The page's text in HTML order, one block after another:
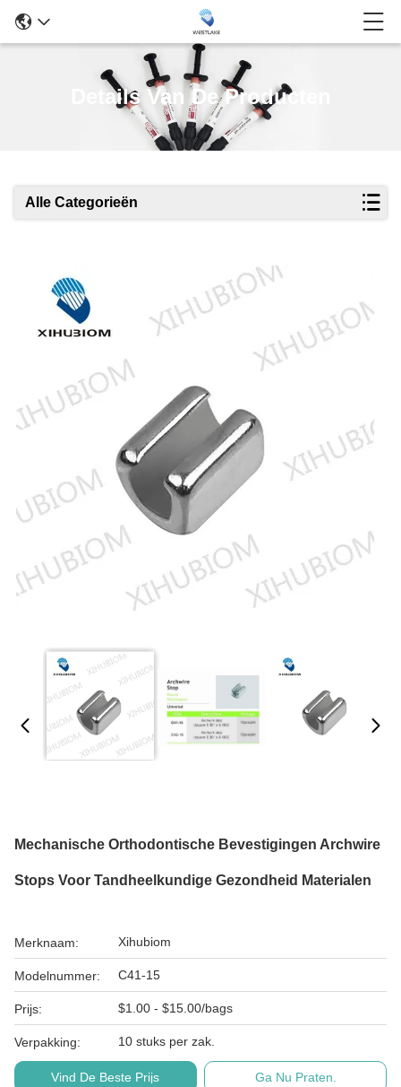
Details Van De Producten
Alle Categorieën
Mechanische Orthodontische Bevestigingen Archwire
Stops Voor Tandheelkundige Gezondheid Materialen
Merknaam: Xihubiom
Modelnummer: C41-15
Prijs: $1.00 - $15.00/bags
Verpakking: 10 stuks per zak.
Vind De Beste Prijs Ga Nu Praten.